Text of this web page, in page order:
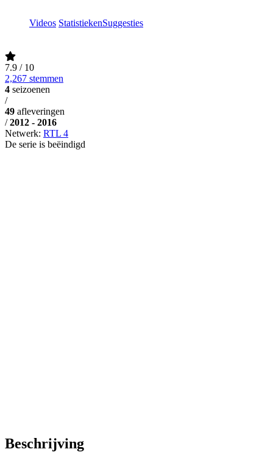
Videos StatistiekenSuggesties
7.9 / 10
2,267 stemmen
4 seizoenen
/
49 afleveringen
/ 2012 - 2016
Netwerk: RTL 4
De serie is beëindigd
Beschrijving